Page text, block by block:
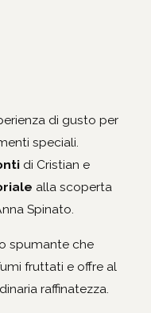
di gusto per
speciali.
di Cristian e
alla scoperta
Spinato.
spumante che
fruttati e offre al
raffinatezza.